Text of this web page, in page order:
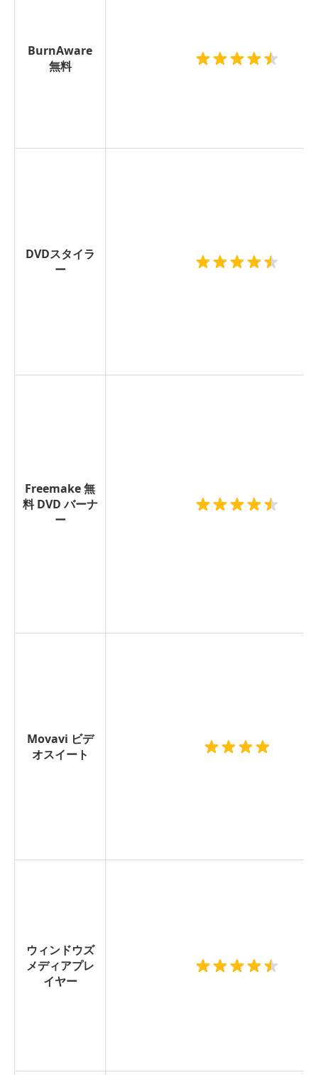
BurnAware
無料
DVDスタイラ
ー
Freemake 無
料 DVD バーナ
ー
Movavi ビデ
オスイート
ウィンドウズ
メディアプレ
イヤー